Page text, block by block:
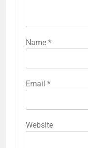
Name *
Email *
Website